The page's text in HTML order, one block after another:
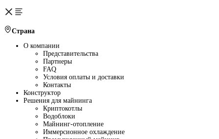
Страна
О компании
Представительства
Партнеры
FAQ
Условия оплаты и доставки
Контакты
Конструктор
Решения для майнинга
Криптокотлы
Водоблоки
Майнинг-отопление
Иммерсионное охлаждение